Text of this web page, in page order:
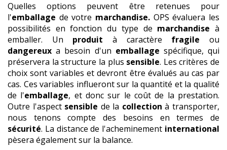
Quelles options peuvent être retenues pour
l'emballage de votre marchandise. OPS évaluera les
possibilités en fonction du type de marchandise à
emballer. Un produità caractère fragileou
dangereuxa besoin d'un emballage spécifique, qui
préservera la structure la plus sensible. Les critères de
choix sont variables et devront être évalués au cas par
cas. Ces variables influeront sur la quantité et la qualité
de l'emballage, et donc sur le coût de la prestation.
Outre l'aspect sensible de la collectionà transporter,
nous tenons compte des besoins en termes de
sécurité. La distance de l'acheminement international
pèsera également sur la balance.